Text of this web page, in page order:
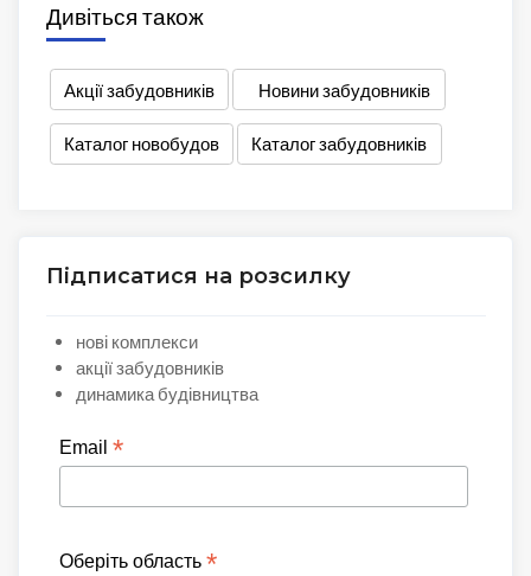
Дивіться також
Акції забудовників Новини забудовників
Каталог новобудов Каталог забудовників
Підписатися на розсилку
нові комплекси
акції забудовників
динамика будівництва
Email *
Оберіть область *